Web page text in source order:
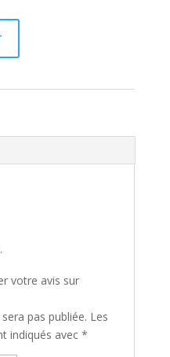
votre avis sur
pas publiée. Les
indiqués avec *